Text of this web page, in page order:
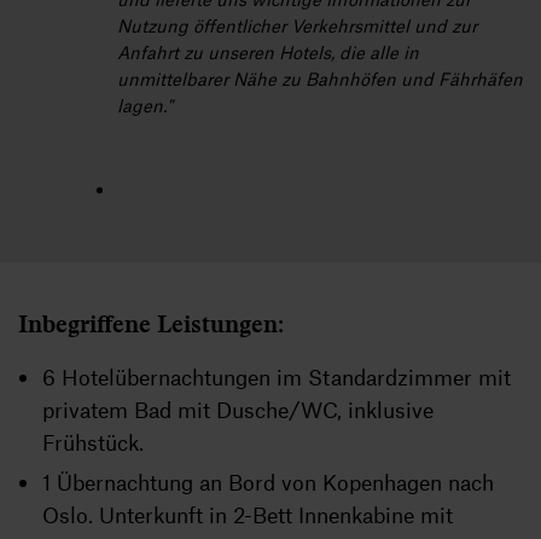
Nutzung öffentlicher Verkehrsmittel und zur
Anfahrt zu unseren Hotels, die alle in
unmittelbarer Nähe zu Bahnhöfen und Fährhäfen
lagen."
Inbegriffene Leistungen:
6 Hotelübernachtungen im Standardzimmer mit
privatem Bad mit Dusche/WC, inklusive
Frühstück.
1 Übernachtung an Bord von Kopenhagen nach
Oslo. Unterkunft in 2-Bett Innenkabine mit